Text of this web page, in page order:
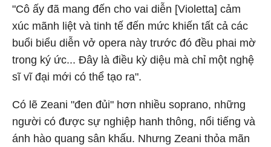
"Cô ấy đã mang đến cho vai diễn [Violetta] cảm
xúc mãnh liệt và tinh tế đến mức khiến tất cả các
buổi biểu diễn vở opera này trước đó đều phai mờ
trong ký ức... Đây là điều kỳ diệu mà chỉ một nghệ
sĩ vĩ đại mới có thể tạo ra".
Có lẽ Zeani "đen đủi" hơn nhiều soprano, những
người có được sự nghiệp hanh thông, nổi tiếng và
ánh hào quang sân khấu. Nhưng Zeani thỏa mãn